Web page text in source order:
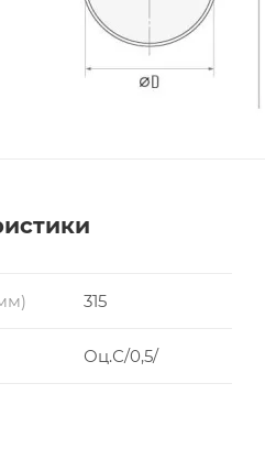
315
Оц.С/0,5/